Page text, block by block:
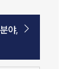
야,